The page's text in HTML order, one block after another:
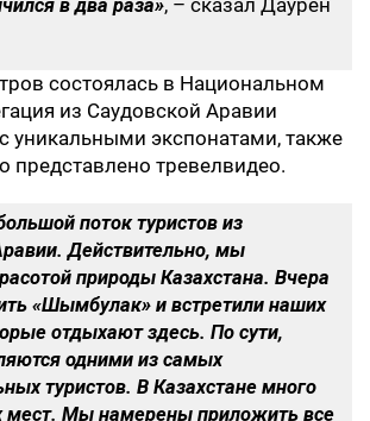
в два раза», – сказал Даурен
состоялась в Национальном
из Саудовской Аравии
уникальными экспонатами, также
представлено тревелвидео.
поток туристов из
Действительно, мы
природы Казахстана. Вчера
«Шымбулак» и встретили наших
отдыхают здесь. По сути,
одними из самых
туристов. В Казахстане много
мест. Мы намерены приложить все